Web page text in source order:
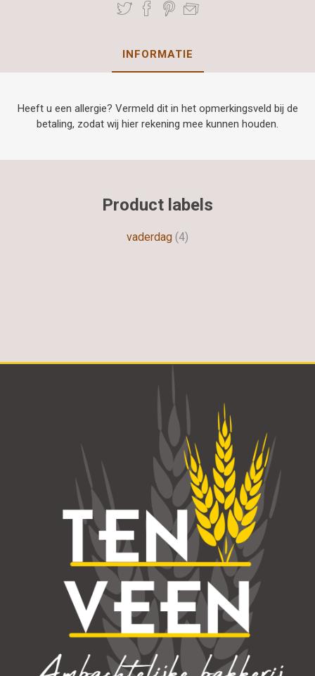
INFORMATIE
Heeft u een allergie? Vermeld dit in het opmerkingsveld bij de
betaling, zodat wij hier rekening mee kunnen houden.
Product labels
vaderdag (4)